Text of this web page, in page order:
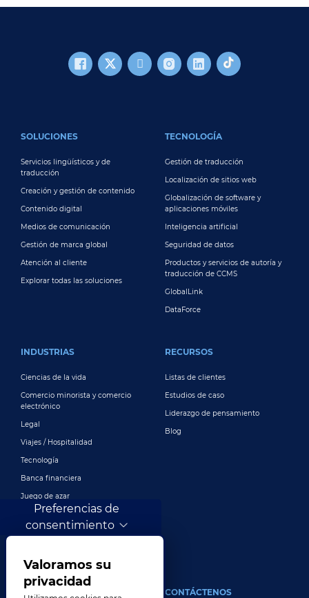
SOLUCIONES
Servicios lingüísticos y de
traducción
Creación y gestión de contenido
Contenido digital
Medios de comunicación
Gestión de marca global
Atención al cliente
Explorar todas las soluciones
TECNOLOGÍA
Gestión de traducción
Localización de sitios web
Globalización de software y
aplicaciones móviles
Inteligencia artificial
Seguridad de datos
Productos y servicios de autoría y
traducción de CCMS
GlobalLink
DataForce
INDUSTRIAS
Ciencias de la vida
Comercio minorista y comercio
electrónico
Legal
Viajes / Hospitalidad
Tecnología
Banca financiera
Juego de azar
Entretenimiento
Publicidad y marketing digital
RECURSOS
Listas de clientes
Estudios de caso
Liderazgo de pensamiento
Blog
CONTÁCTENOS
Preferencias de
consentimiento
Valoramos su
privacidad